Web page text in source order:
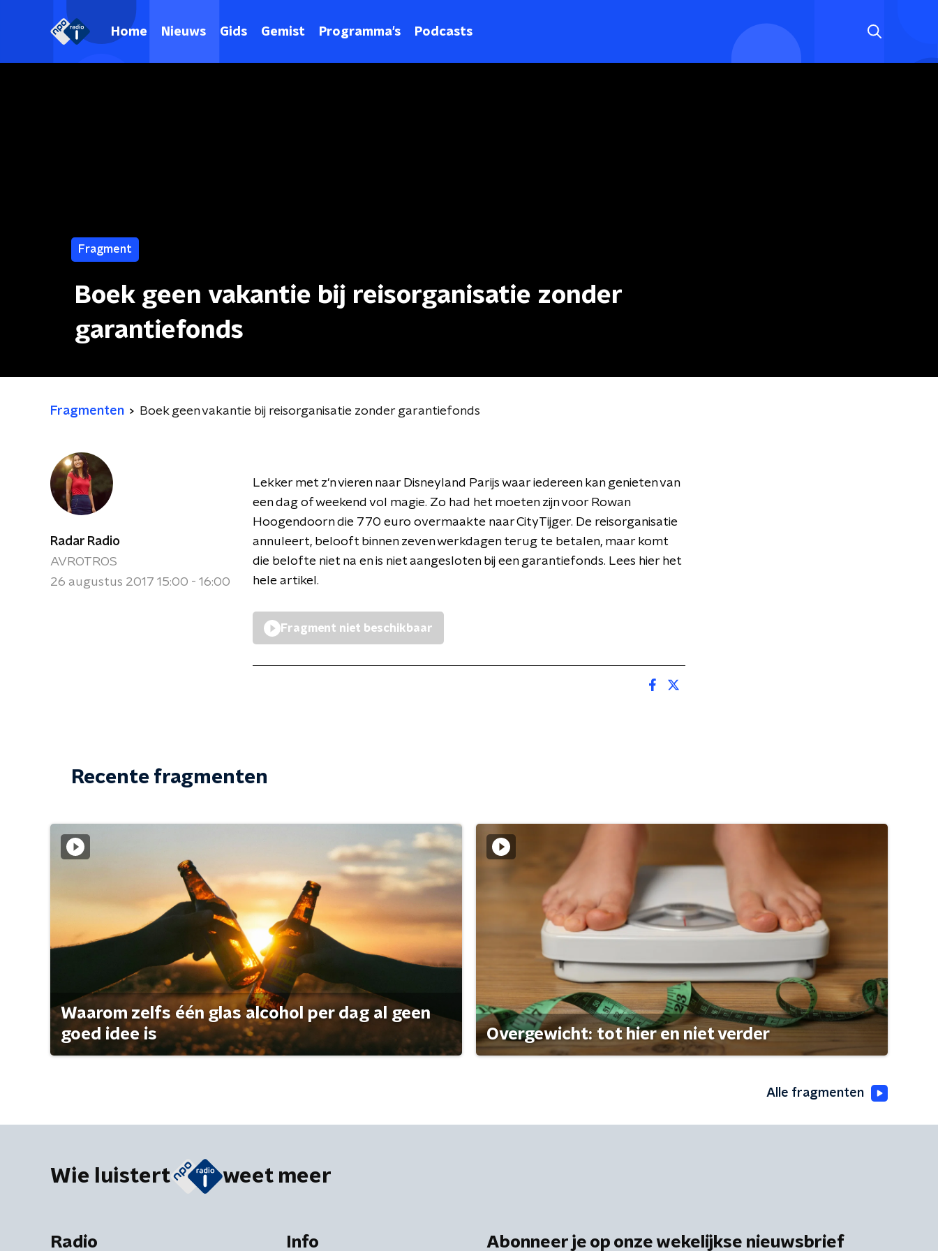
Home Nieuws Gids Gemist Programma's Podcasts
Fragment
Boek geen vakantie bij reisorganisatie zonder
garantiefonds
Fragmenten Boek geen vakantie bij reisorganisatie zonder garantiefonds
Radar Radio
AVROTROS
26 augustus 2017 15:00 - 16:00
Lekker met z'n vieren naar Disneyland Parijs waar iedereen kan genieten van
een dag of weekend vol magie. Zo had het moeten zijn voor Rowan
Hoogendoorn die 770 euro overmaakte naar CityTijger. De reisorganisatie
annuleert, belooft binnen zeven werkdagen terug te betalen, maar komt
die belofte niet na en is niet aangesloten bij een garantiefonds. Lees hier het
hele artikel.
Fragment niet beschikbaar
Recente fragmenten
Waarom zelfs één glas alcohol per dag al geen
goed idee is
Overgewicht: tot hier en niet verder
Alle fragmenten
Wie luistert weet meer
Radio Info Abonneer je op onze wekelijkse nieuwsbrief